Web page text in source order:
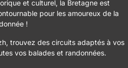
et culturel, la Bretagne est
pour les amoureux de la
!
trouvez des circuits adaptés à vos
vos balades et randonnées.